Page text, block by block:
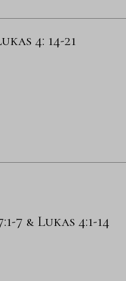
4: 14-21
7 & Lukas 4:1-14